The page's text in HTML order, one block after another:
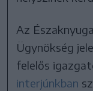
Az
Ügynökség
felelős
interjúnkban